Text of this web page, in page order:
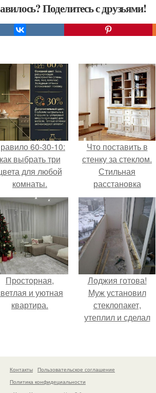
Поделитесь с друзьями!
60-30-10:
как выбрать три
для любой
комнаты.
Что поставить в
стенку за стеклом.
Стильная
расстановка
посуды в серванте
Просторная,
и уютная
квартира.
Лоджия готова!
Муж установил
стеклопакет,
утеплил и сделал
Контакты
Пользовательское соглашение
Политика конфидециальности